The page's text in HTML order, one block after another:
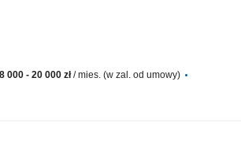
000 - 20 000 zł/ mies. (w zal. od umowy)